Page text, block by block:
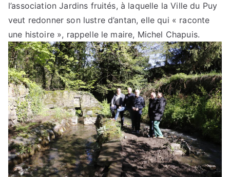
l’association Jardins fruités, à laquelle la Ville du Puy
veut redonner son lustre d’antan, elle qui « raconte
une histoire », rappelle le maire, Michel Chapuis.